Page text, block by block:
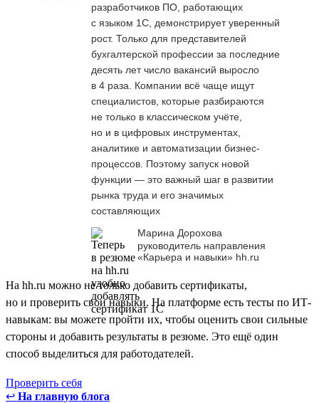
разработчиков ПО, работающих
с языком 1С, демонстрирует уверенный
рост. Только для представителей
бухгалтерской профессии за последние
десять лет число вакансий выросло
в 4 раза. Компании всё чаще ищут
специалистов, которые разбираются
не только в классическом учёте,
но и в цифровых инструментах,
аналитике и автоматизации бизнес-
процессов. Поэтому запуск новой
функции — это важный шаг в развитии
рынка труда и его значимых
составляющих
Марина Дорохова
руководитель направления
«Карьера и навыки» hh.ru
На hh.ru можно не только добавить сертификаты,
но и проверить свои навыки. На платформе есть тесты по ИТ-
навыкам: вы можете пройти их, чтобы оценить свои сильные
стороны и добавить результаты в резюме. Это ещё один
способ выделиться для работодателей.
Проверить себя
↩ На главную блога